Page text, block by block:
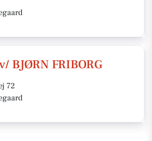
BJØRN FRIBORG
72